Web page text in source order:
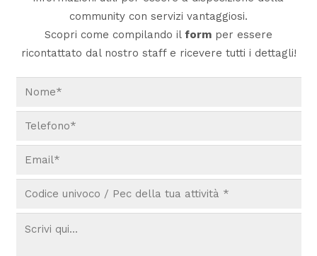
community con servizi vantaggiosi.
Scopri come compilando il form per essere
ricontattato dal nostro staff e ricevere tutti i dettagli!